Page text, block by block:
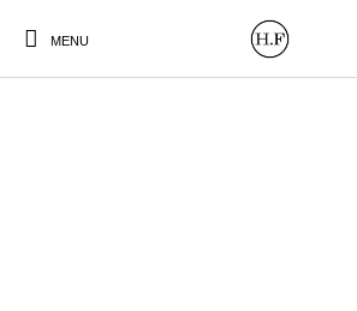
MENU